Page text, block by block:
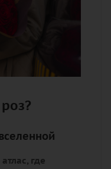
где